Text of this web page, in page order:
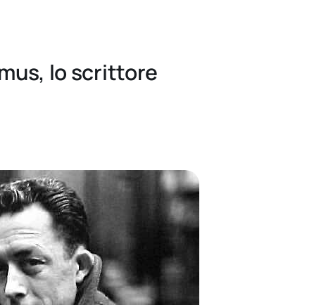
lo scrittore